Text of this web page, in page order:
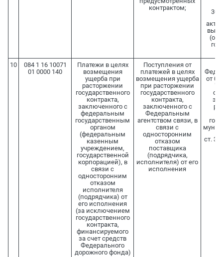
контрактом;
акты
10
084 1 16 10071
01 0000 140
Платежи в целях
возмещения
ущерба при
расторжении
государственного
контракта,
заключенного с
федеральным
государственным
органом
(федеральным
казенным
учреждением,
государственной
корпорацией), в
связи с
односторонним
отказом
исполнителя
(подрядчика) от
его исполнения
(за исключением
государственного
контракта,
финансируемого
за счет средств
Федерального
дорожного фонда)
Поступления от
платежей в целях
возмещения ущерба
при расторжении
государственного
контракта,
заключенного с
Федеральным
агентством связи, в
связи с
односторонним
отказом
поставщика
(подрядчика,
исполнителя) от его
исполнения
от
"О
ст.